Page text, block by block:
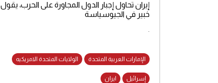
إيران تحاول إجبار الدول المجاورة على الحرب، يقول
خبير في الجيوسياسة
.
الإمارات العربية المتحدة الولايات المتحدة الامريكيه
إسرائيل ايران